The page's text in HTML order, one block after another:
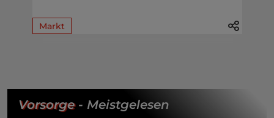
Markt
Vorsorge- Meistgelesen